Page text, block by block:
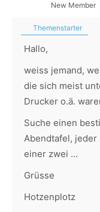
New Member
Themenstarter
Hallo,
weiss jemand,
die sich meist
Drucker o.ä.
Suche einen
Abendtafel, jeder
einer zwei ...
Grüsse
Hotzenplotz